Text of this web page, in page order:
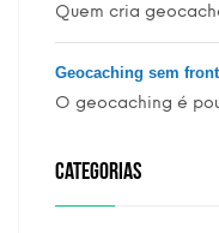
Quem cria
Geocaching sem
O geocaching é
CATEGORIAS